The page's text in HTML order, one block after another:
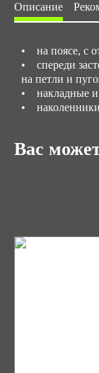
Описание
• на поясе, с
• спереди
на петли и
• накладные и
•
Вас